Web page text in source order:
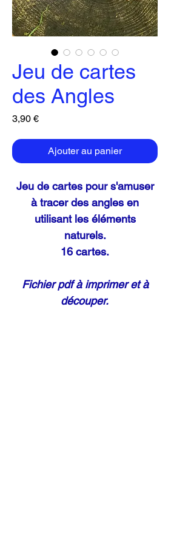
Jeu de cartes
des Angles
3,90 €Prix
Ajouter au panier
Jeu de cartes pour s'amuser
à tracer des angles en
utilisant les éléments
naturels.
16 cartes.
Fichier pdf à imprimer et à
découper.